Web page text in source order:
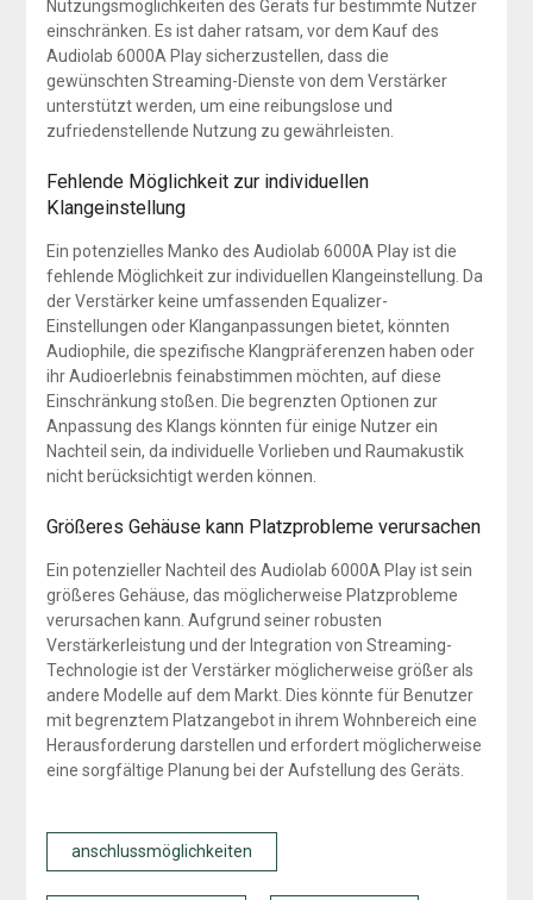
Nutzungsmöglichkeiten des Geräts für bestimmte Nutzer
einschränken. Es ist daher ratsam, vor dem Kauf des
Audiolab 6000A Play sicherzustellen, dass die
gewünschten Streaming-Dienste von dem Verstärker
unterstützt werden, um eine reibungslose und
zufriedenstellende Nutzung zu gewährleisten.
Fehlende Möglichkeit zur individuellen
Klangeinstellung
Ein potenzielles Manko des Audiolab 6000A Play ist die
fehlende Möglichkeit zur individuellen Klangeinstellung. Da
der Verstärker keine umfassenden Equalizer-
Einstellungen oder Klanganpassungen bietet, könnten
Audiophile, die spezifische Klangpräferenzen haben oder
ihr Audioerlebnis feinabstimmen möchten, auf diese
Einschränkung stoßen. Die begrenzten Optionen zur
Anpassung des Klangs könnten für einige Nutzer ein
Nachteil sein, da individuelle Vorlieben und Raumakustik
nicht berücksichtigt werden können.
Größeres Gehäuse kann Platzprobleme verursachen
Ein potenzieller Nachteil des Audiolab 6000A Play ist sein
größeres Gehäuse, das möglicherweise Platzprobleme
verursachen kann. Aufgrund seiner robusten
Verstärkerleistung und der Integration von Streaming-
Technologie ist der Verstärker möglicherweise größer als
andere Modelle auf dem Markt. Dies könnte für Benutzer
mit begrenztem Platzangebot in ihrem Wohnbereich eine
Herausforderung darstellen und erfordert möglicherweise
eine sorgfältige Planung bei der Aufstellung des Geräts.
anschlussmöglichkeiten